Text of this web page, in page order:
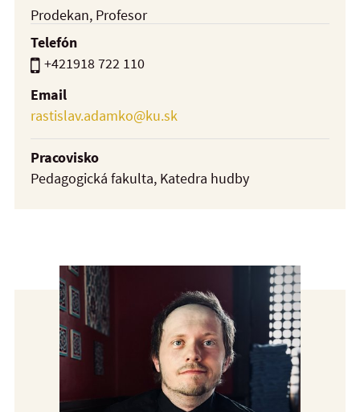
Prodekan, Profesor
Telefón
+421918 722 110
Email
rastislav.adamko@ku.sk
Pracovisko
Pedagogická fakulta, Katedra hudby